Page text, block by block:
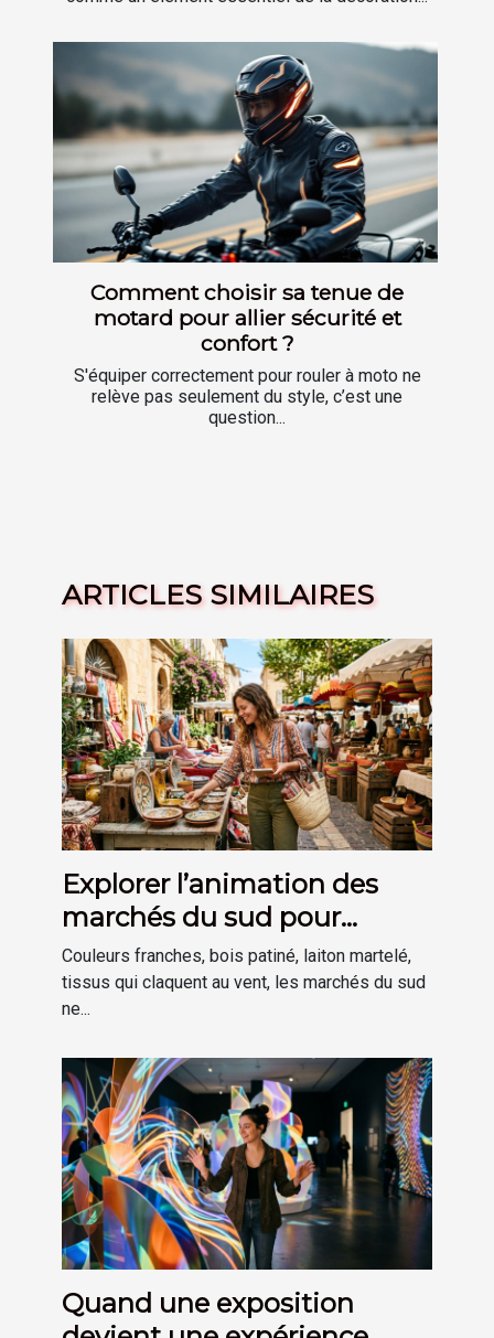
Comment choisir sa tenue de
motard pour allier sécurité et
confort ?
S'équiper correctement pour rouler à moto ne
relève pas seulement du style, c’est une
question...
ARTICLES SIMILAIRES
Explorer l’animation des
marchés du sud pour
inspirer sa déco
Couleurs franches, bois patiné, laiton martelé,
tissus qui claquent au vent, les marchés du sud
ne...
Quand une exposition